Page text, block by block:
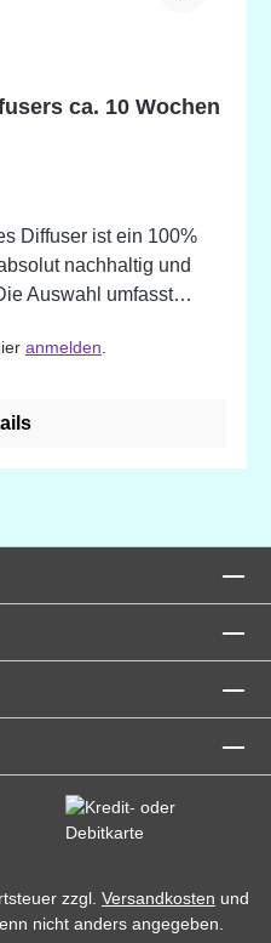
ca. 10 Wochen
Diffuser ist ein 100%
nachhaltig und
anmelden
zzgl. Versandkosten und
nicht anders angegeben.